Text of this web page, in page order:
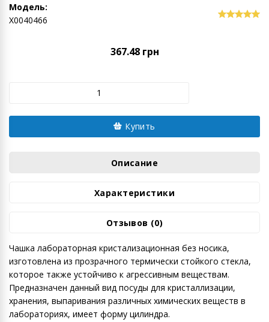
Модель:
Х0040466
367.48 грн
Купить
Описание
Характеристики
Отзывов (0)
Чашка лабораторная кристализационная без носика,
изготовлена из прозрачного термически стойкого стекла,
которое также устойчиво к агрессивным веществам.
Предназначен данный вид посуды для кристаллизации,
хранения, выпаривания различных химических веществ в
лабораториях, имеет форму цилиндра.